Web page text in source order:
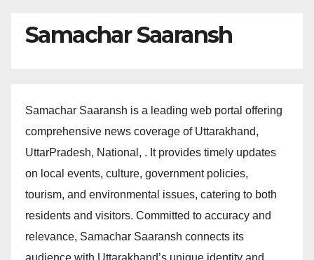
Samachar Saaransh
Samachar Saaransh is a leading web portal offering
comprehensive news coverage of Uttarakhand,
UttarPradesh, National, . It provides timely updates
on local events, culture, government policies,
tourism, and environmental issues, catering to both
residents and visitors. Committed to accuracy and
relevance, Samachar Saaransh connects its